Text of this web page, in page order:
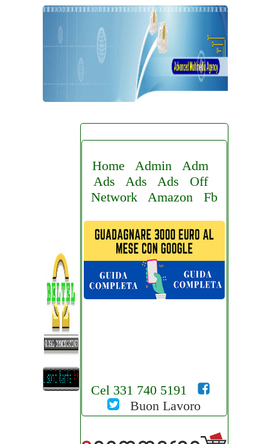
Home Admin
Adm
Ads
Ads Ads
Off
Network
Amazon Fb
Cel 331 740 5191
Buon Lavoro